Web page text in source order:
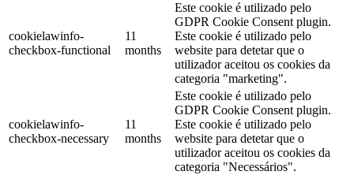
cookielawinfo-
checkbox-functional
11
months
Este cookie é utilizado pelo
GDPR Cookie Consent plugin.
Este cookie é utilizado pelo
website para detetar que o
utilizador aceitou os cookies da
categoria "marketing".
cookielawinfo-
checkbox-necessary
11
months
Este cookie é utilizado pelo
GDPR Cookie Consent plugin.
Este cookie é utilizado pelo
website para detetar que o
utilizador aceitou os cookies da
categoria "Necessários".